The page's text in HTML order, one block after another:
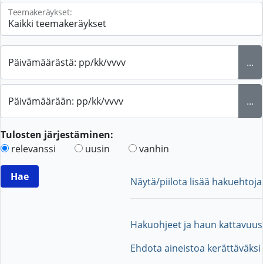
Teemakeräykset:
Päivämäärästä: pp/kk/vvvv ...
Päivämäärään: pp/kk/vvvv ...
Tulosten järjestäminen:
relevanssi
uusin vanhin
Näytä/piilota lisää hakuehtoja
Hakuohjeet ja haun kattavuus
Ehdota aineistoa kerättäväksi